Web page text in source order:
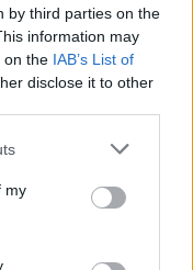
by third parties on the
information may
on the IAB’s List of
disclose it to other
or more Google
You may click to
third-party tags to
in below Google
my
az élelmiszerek ára
Szólj hozzá!